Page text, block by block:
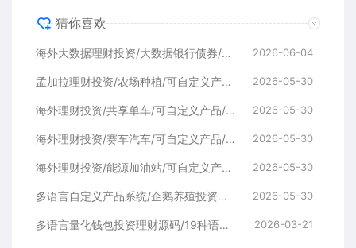
猜你喜欢
海外大数据理财投资/大数据银行债券/可自定义产品/促销任务/三级分销 2026-06-04
孟加拉理财投资/农场种植/可自定义产品/促销任务/三级分销 2026-05-30
海外理财投资/共享单车/可自定义产品/促销任务/三级分销 2026-05-30
海外理财投资/赛车汽车/可自定义产品/促销任务/三级分销 2026-05-30
海外理财投资/能源加油站/可自定义产品/促销任务/三级分销 2026-05-30
多语言自定义产品系统/企鹅养殖投资返利/一键安装 2026-05-30
多语言量化钱包投资理财源码/19种语言+行情实时数据 2026-03-21